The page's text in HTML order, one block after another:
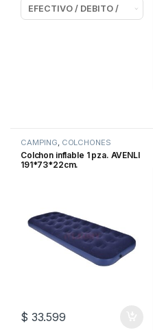
CAMPING, COLCHONES
INFLABLES
Colchon inflable 1 pza. AVENLI
191*73*22cm.
$ 33.599